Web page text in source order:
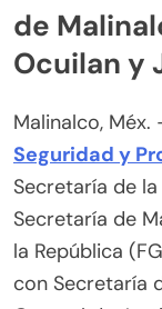
de
Ocuilan y
Malinalco, Méx.
Seguridad y
Secretaría de
Secretaría de
la República
con Secretaría